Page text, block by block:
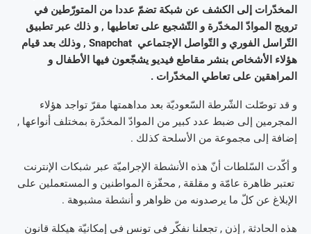
المخدّرات إلى الكشف عن شبكة تضمّ عددا من المتورّطين في
ترويج الموادّ المخدّرة و التّشجيع على تعاطيها , و ذلك عبر تطبيق
التّراسل الفوري و التّواصل الإجتماعي Snapchat , وذلك بعد قيام
هؤلاء الأشخاص بنشر مقاطع فيديو يشجّعون فيها الأطفال و
المراهقين على تعاطي المخدّرات .
و قد توصّلت الشّرطة السّعوديّة بعد مداهمتها مقرّ تواجد هؤلاء
المجرمين إلى ضبط عدد كبير من الموادّ المخدّرة بمختلف أنواعها ,
إضافة إلى مجموعة من الأسلحة كذلك .
و أكّدت السّلطات أنّ هذه الأنشطة الإجراميّة عبر شبكات الإنترنت
تعتبر ظاهرة عامّة و مقلقة , محفّزة المواطنين و المستعملين على
الإبلاغ عن كلّ ما يرصدونه من ظواهر و أنشطة مشبوهة .
هذه الحادثة , إذن , تجعلنا نفكّر في تونس في إمكانيّة هيكلة قانون